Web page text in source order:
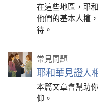
在這些地區，耶
他們的基本人權
待。
常見問題
耶和華見證人
本篇文章會幫助
仰。